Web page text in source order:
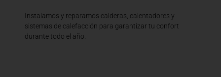
Instalamos y reparamos calderas, calentadores y
sistemas de calefacción para garantizar tu confort
durante todo el año.